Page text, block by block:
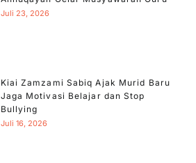
Juli 23, 2026
Kiai Zamzami Sabiq Ajak Murid Baru
Jaga Motivasi Belajar dan Stop
Bullying
Juli 16, 2026